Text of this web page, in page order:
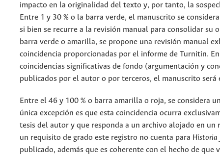
impacto en la originalidad del texto y, por tanto, la
Entre 1 y 30 % o la barra verde, el manuscrito se
si bien se recurre a la revisión manual para consolidar su
barra verde o amarilla, se propone una revisión manual
coincidencia proporcionadas por el informe de Turnitin.
coincidencias significativas de fondo (argumentación y
publicados por el autor o por terceros, el manuscrito será
Entre el 46 y 100 % o barra amarilla o roja, se considera
única excepción es que esta coincidencia ocurra
tesis del autor y que responda a un archivo alojado en
un requisito de grado este registro no cuenta para Historia
publicado, además que es coherente con el hecho de que